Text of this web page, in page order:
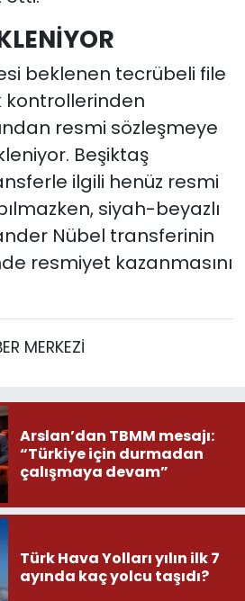
beklenen tecrübeli file
kontrollerinden
resmi sözleşmeye
Beşiktaş
ilgili henüz resmi
siyah-beyazlı
Nübel transferinin
resmiyet kazanmasını
MERKEZİ
Arslan’dan TBMM mesajı:
“Türkiye için durmadan
çalışmaya devam”
Türk Hava Yolları yılın ilk 7
ayında kaç yolcu taşıdı?